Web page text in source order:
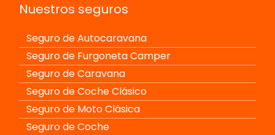
Nuestros seguros
Seguro de Autocaravana
Seguro de Furgoneta Camper
Seguro de Caravana
Seguro de Coche Clásico
Seguro de Moto Clásica
Seguro de Coche